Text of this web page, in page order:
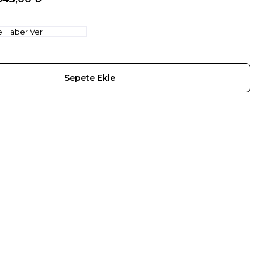
Haber Ver